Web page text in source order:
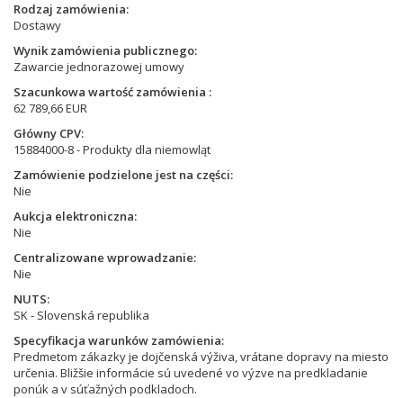
Rodzaj zamówienia
Dostawy
Wynik zamówienia publicznego
Zawarcie jednorazowej umowy
Szacunkowa wartość zamówienia
62 789,66 EUR
Główny CPV
15884000-8 - Produkty dla niemowląt
Zamówienie podzielone jest na części
Nie
Aukcja elektroniczna
Nie
Centralizowane wprowadzanie
Nie
NUTS
SK - Slovenská republika
Specyfikacja warunków zamówienia
Predmetom zákazky je dojčenská výživa, vrátane dopravy na miesto
určenia. Bližšie informácie sú uvedené vo výzve na predkladanie
ponúk a v súťažných podkladoch.